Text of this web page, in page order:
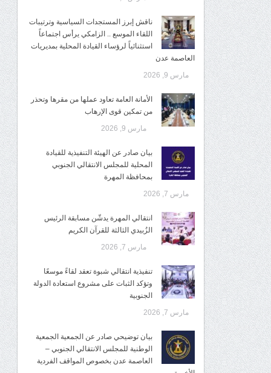
ناقش إبرز المستجدات السياسية وترتيبات
اللقاء الموسع .. الزامكي يرأس اجتماعاً
استثنائياً لرؤساء القيادة المحلية بمديريات
العاصمة عدن
مارس 9, 2026
الأمانة العامة تعاود عملها من مقرها وتحذر
من تمكين قوى الإرهاب
مارس 9, 2026
بيان صادر عن الهيئة التنفيذية للقيادة
المحلية للمجلس الانتقالي الجنوبي
بمحافظة المهرة
مارس 7, 2026
انتقالي المهرة يدشّن مسابقة الرئيس
الزُبيدي الثالثة للقرآن الكريم
مارس 7, 2026
تنفيذية انتقالي شبوة تعقد لقاءً موسعًا
وتؤكد الثبات على مشروع استعادة الدولة
الجنوبية
مارس 7, 2026
بيان توضيحي صادر عن الجمعية الجمعية
الوطنية للمجلس الانتقالي الجنوبي –
العاصمة عدن بخصوص المواقف الفردية